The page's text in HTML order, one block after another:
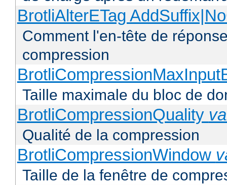
BrotliAlterETag
Comment l'en-tête de
compression
Taille maximale du bloc de
BrotliCompressionQuality
Qualité de la compression
BrotliCompressionWindow
Taille de la fenêtre de